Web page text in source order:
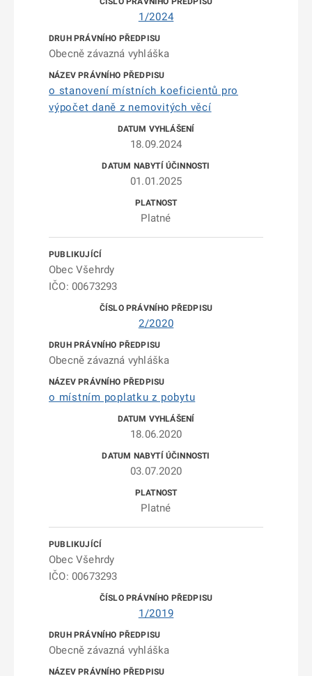
1/2024
Obecně závazná vyhláška
o stanovení místních koeficientů pro
výpočet daně z nemovitých věcí
18.09.2024
01.01.2025
Platné
Obec Všehrdy
IČO: 00673293
2/2020
Obecně závazná vyhláška
o místním poplatku z pobytu
18.06.2020
03.07.2020
Platné
Obec Všehrdy
IČO: 00673293
1/2019
Obecně závazná vyhláška